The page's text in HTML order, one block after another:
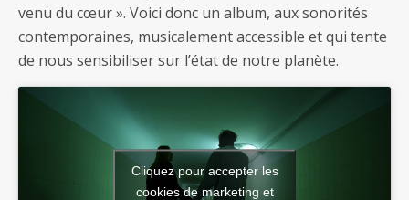
venu du cœur ». Voici donc un album, aux sonorités
contemporaines, musicalement accessible et qui tente
de nous sensibiliser sur l’état de notre planète.
Cliquez pour accepter les
cookies de marketing et